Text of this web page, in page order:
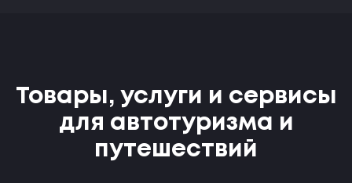
Товары, услуги и сервисы
для автотуризма и
путешествий